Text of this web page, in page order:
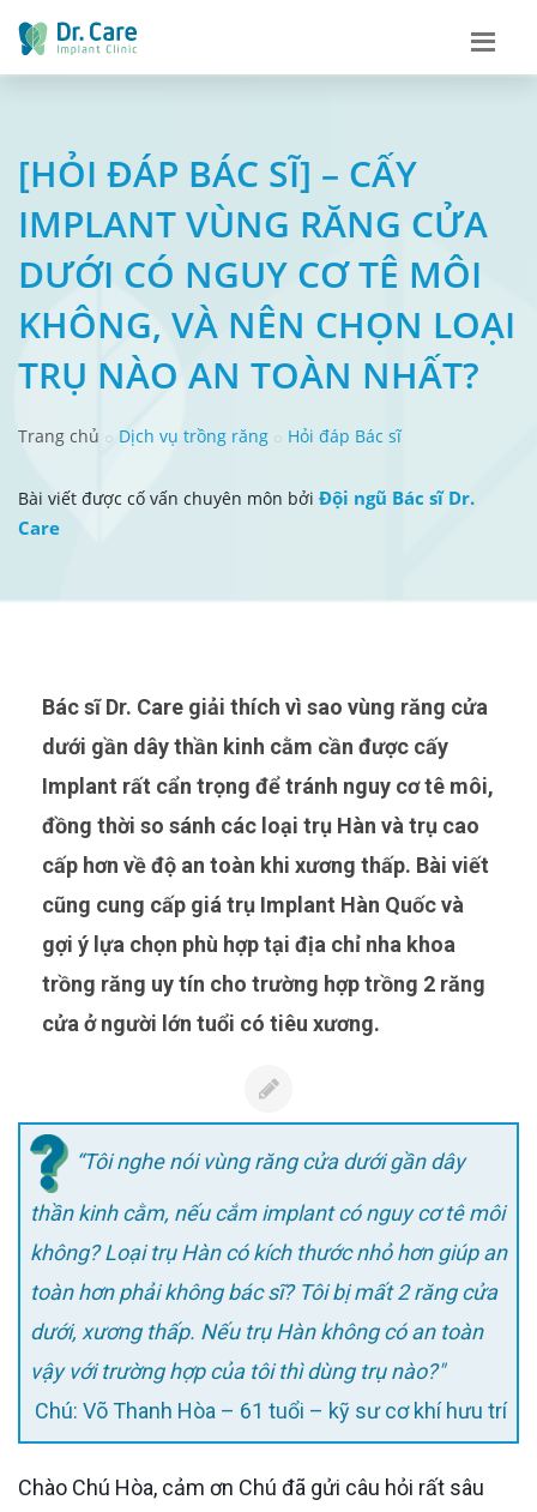
[HỎI ĐÁP BÁC SĨ] – CẤY
IMPLANT VÙNG RĂNG CỬA
DƯỚI CÓ NGUY CƠ TÊ MÔI
KHÔNG, VÀ NÊN CHỌN LOẠI
TRỤ NÀO AN TOÀN NHẤT?
Trang chủ Dịch vụ trồng răng Hỏi đáp Bác sĩ
Bài viết được cố vấn chuyên môn bởi Đội ngũ Bác sĩ Dr.
Care
Bác sĩ Dr. Care giải thích vì sao vùng răng cửa
dưới gần dây thần kinh cằm cần được cấy
Implant rất cẩn trọng để tránh nguy cơ tê môi,
đồng thời so sánh các loại trụ Hàn và trụ cao
cấp hơn về độ an toàn khi xương thấp. Bài viết
cũng cung cấp giá trụ Implant Hàn Quốc và
gợi ý lựa chọn phù hợp tại địa chỉ nha khoa
trồng răng uy tín cho trường hợp trồng 2 răng
cửa ở người lớn tuổi có tiêu xương.
“Tôi nghe nói vùng răng cửa dưới gần dây
thần kinh cằm, nếu cắm implant có nguy cơ tê môi
không? Loại trụ Hàn có kích thước nhỏ hơn giúp an
toàn hơn phải không bác sĩ? Tôi bị mất 2 răng cửa
dưới, xương thấp. Nếu trụ Hàn không có an toàn
vậy với trường hợp của tôi thì dùng trụ nào?"
Chú: Võ Thanh Hòa – 61 tuổi – kỹ sư cơ khí hưu trí
Chào Chú Hòa, cảm ơn Chú đã gửi câu hỏi rất sâu